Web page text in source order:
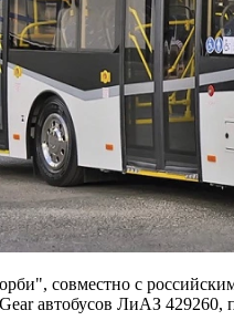
совместно с
автобусов ЛиАЗ 429260,